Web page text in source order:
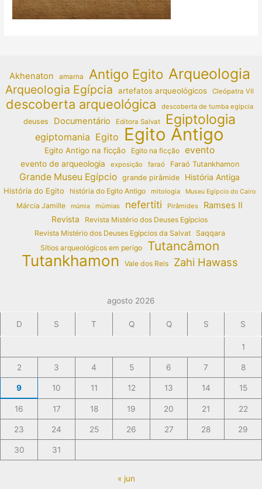
Akhenaton amarna Antigo Egito Arqueologia
Arqueologia Egípcia artefatos arqueológicos Cleópatra VII
descoberta arqueológica descoberta de tumba egípcia
deuses Documentário Editora Salvat Egiptologia
egiptomania Egito Egito Antigo
Egito Antigo na ficção Egito na ficção evento
evento de arqueologia exposição faraó Faraó Tutankhamon
Grande Museu Egípcio grande pirâmide
História Antiga
História do Egito
história do Egito Antigo mitologia Museu Egípcio do Cairo
Márcia Jamille múmia múmias nefertiti Pirâmides Ramses II
Revista
Revista Mistério dos Deuses Egípcios
Revista Mistério dos Deuses Egípcios da Salvat
Saqqara
Sítios arqueológicos em perigo
Tutancâmon
Tutankhamon Vale dos Reis Zahi Hawass
agosto 2026
D S T Q Q S S
1
2 3 4 5 6 7 8
9 10 11 12 13 14 15
16 17 18 19 20 21 22
23 24 25 26 27 28 29
30 31
« jun